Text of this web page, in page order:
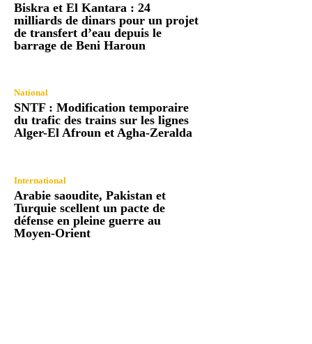
Biskra et El Kantara : 24
milliards de dinars pour un projet
de transfert d’eau depuis le
barrage de Beni Haroun
National
SNTF : Modification temporaire
du trafic des trains sur les lignes
Alger-El Afroun et Agha-Zeralda
International
Arabie saoudite, Pakistan et
Turquie scellent un pacte de
défense en pleine guerre au
Moyen-Orient